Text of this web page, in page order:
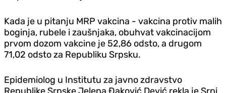
Kada je u pitanju MRP vakcina - vakcina protiv malih
boginja, rubele i zaušnjaka, obuhvat vakcinacijom
prvom dozom vakcine je 52,86 odsto, a drugom
71,02 odsto za Republiku Srpsku.
Epidemiolog u Institutu za javno zdravstvo